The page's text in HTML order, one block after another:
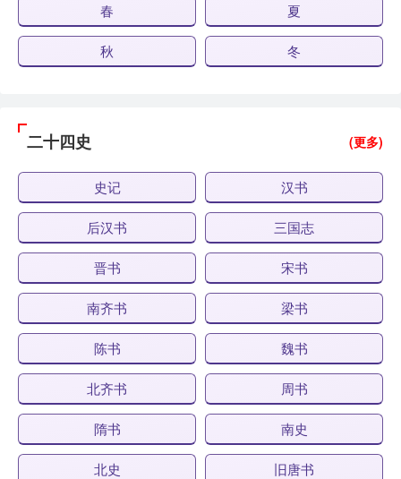
春 夏
秋 冬
二十四史 (更多)
史记 汉书
后汉书 三国志
晋书 宋书
南齐书 梁书
陈书 魏书
北齐书 周书
隋书 南史
北史 旧唐书